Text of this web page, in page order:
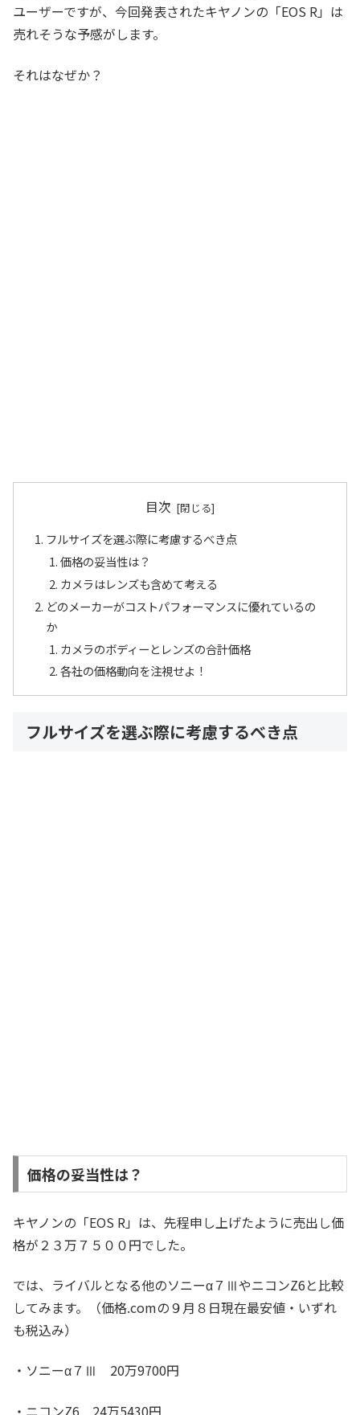
ユーザーですが、今回発表されたキヤノンの「EOS R」は
売れそうな予感がします。
それはなぜか？
目次
フルサイズを選ぶ際に考慮するべき点
価格の妥当性は？
カメラはレンズも含めて考える
どのメーカーがコストパフォーマンスに優れているの
か
カメラのボディーとレンズの合計価格
各社の価格動向を注視せよ！
フルサイズを選ぶ際に考慮するべき点
価格の妥当性は？
キヤノンの「EOS R」は、先程申し上げたように売出し価
格が２３万７５００円でした。
では、ライバルとなる他のソニーα７ⅢやニコンZ6と比較
してみます。（価格.comの９月８日現在最安値・いずれ
も税込み）
・ソニーα７Ⅲ 20万9700円
・ニコンZ6 24万5430円